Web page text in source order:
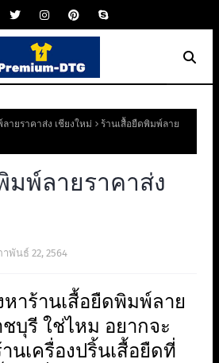
ายราคาส่ง เชียงใหม่
ร้านเสื้อยืดพิมพ์ลาย
มพ์ลายราคาส่ง
พันธ์ 22, 2564
าร้านเสื้อยืดพิมพ์ลาย
บุรี ใช่ไหม อยากจะ
นเครื่องปริ้นเสื้อยืดที่